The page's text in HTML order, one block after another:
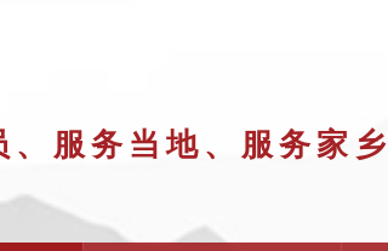
、服务当地、服务家乡